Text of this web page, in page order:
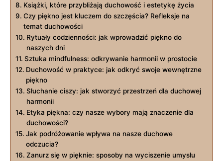
Książki, które przybliżają duchowość i estetykę życia
Czy piękno jest kluczem do szczęścia? Refleksje na
temat duchowości
Rytuały codzienności: jak wprowadzić piękno do
naszych dni
Sztuka mindfulness: odkrywanie harmonii w prostocie
Duchowość w praktyce: jak odkryć swoje wewnętrzne
piękno
Słuchanie ciszy: jak stworzyć przestrzeń dla duchowej
harmonii
Etyka piękna: czy nasze wybory mają znaczenie dla
duchowości?
Jak podróżowanie wpływa na nasze duchowe
odczucia?
Zanurz się w pięknie: sposoby na wyciszenie umysłu